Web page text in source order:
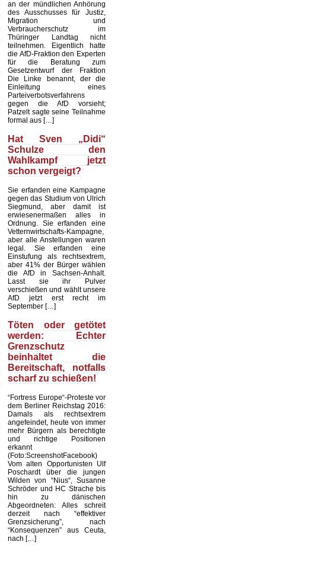
an der mündlichen Anhörung
des Ausschusses für Justiz,
Migration und
Verbraucherschutz im
Thüringer Landtag nicht
teilnehmen. Eigentlich hatte
die AfD-Fraktion den Experten
für die Beratung zum
Gesetzentwurf der Fraktion
Die Linke benannt, der die
Einleitung eines
Parteiverbotsverfahrens
gegen die AfD vorsieht;
Patzelt sagte seine Teilnahme
formal aus […]
Hat Sven „Didi“
Schulze den
Wahlkampf jetzt
schon vergeigt?
Sie erfanden eine Kampagne
gegen das Studium von Ulrich
Siegmund, aber damit ist
erwiesenermaßen alles in
Ordnung. Sie erfanden eine
Vetternwirtschafts-Kampagne,
aber alle Anstellungen waren
legal. Sie erfanden eine
Einstufung als rechtsextrem,
aber 41% der Bürger wählen
die AfD in Sachsen-Anhalt.
Lasst sie ihr Pulver
verschießen und wählt unsere
AfD jetzt erst recht im
September […]
Töten oder getötet
werden: Echter
Grenzschutz
beinhaltet die
Bereitschaft, notfalls
scharf zu schießen!
“Fortress Europe“-Proteste vor
dem Berliner Reichstag 2016:
Damals als rechtsextrem
angefeindet, heute von immer
mehr Bürgern als berechtigte
und richtige Positionen
erkannt
(Foto:ScreenshotFacebook)
Vom alten Opportunisten Ulf
Poschardt über die jungen
Wilden von “Nius“, Susanne
Schröder und HC Strache bis
hin zu dänischen
Abgeordneten: Alles schreit
derzeit nach “effektiver
Grenzsicherung”, nach
“Konsequenzen” aus Ceuta,
nach […]